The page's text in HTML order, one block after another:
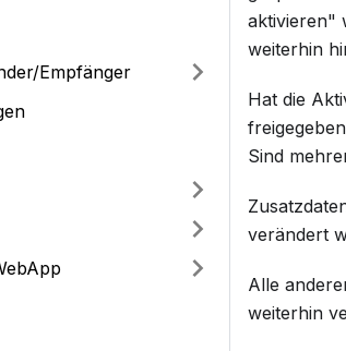
Empfänger
aktivieren"
weiterhin
Hat die
Sind
verändert
Alle
weiterhin